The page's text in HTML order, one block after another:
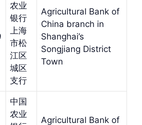
农业
银行
上海
市松
江区
城区
支行
Agricultural Bank of
China branch in
Shanghai’s
Songjiang District
Town
中国
农业
Agricultural Bank of